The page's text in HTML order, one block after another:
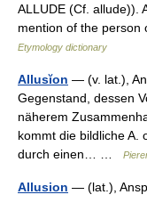
ALLUDE (Cf. allude)).
mention of the
Etymology dictionary
Allusĭon — (v. lat.),
Gegenstand, dessen
näherem
kommt die bildliche A.
durch einen… …
Allusion — (lat.),